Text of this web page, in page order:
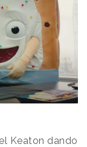
Keaton dando